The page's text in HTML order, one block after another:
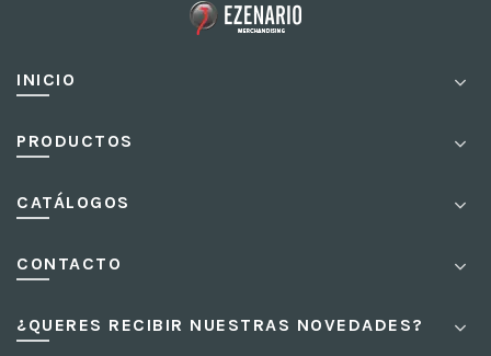
INICIO
PRODUCTOS
CATÁLOGOS
CONTACTO
¿QUERES RECIBIR NUESTRAS NOVEDADES?